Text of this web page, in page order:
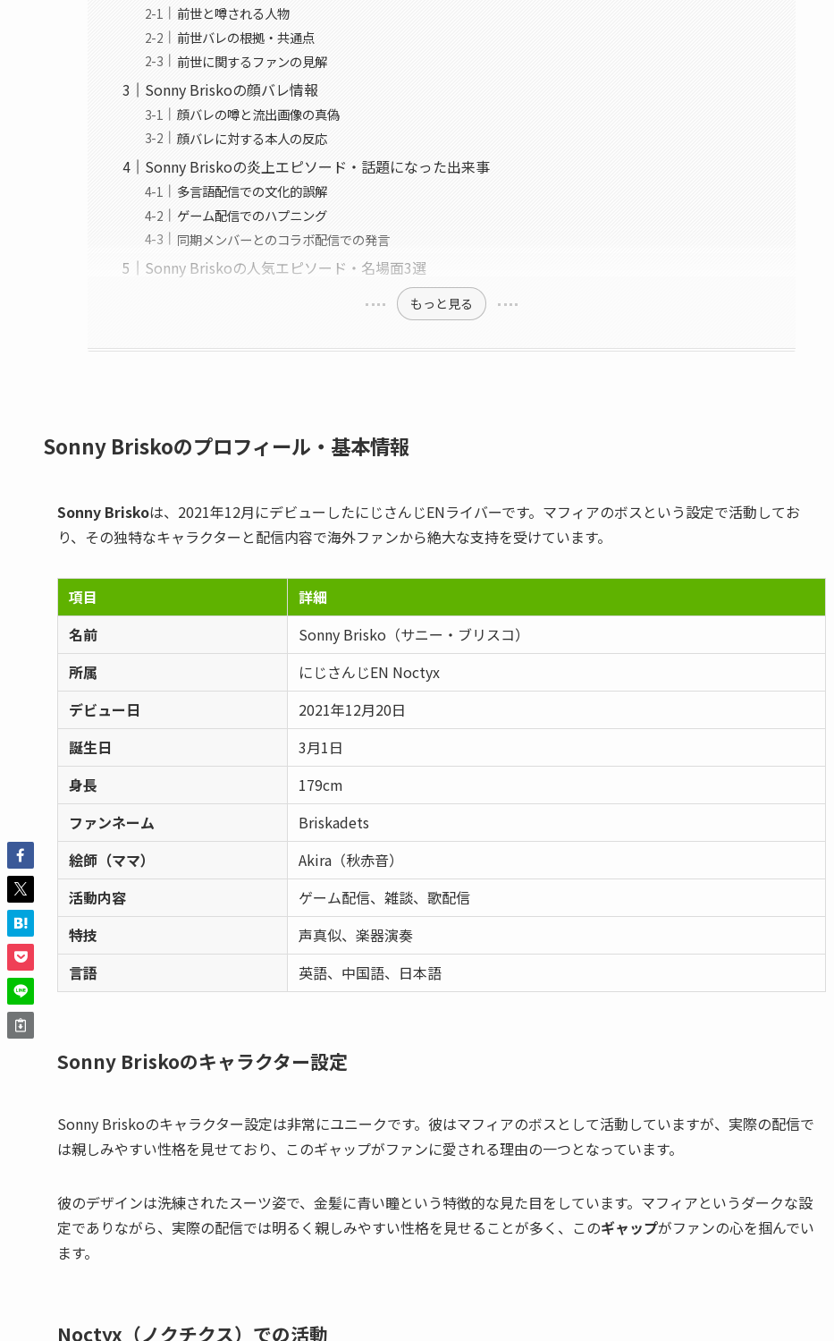
前世と噂される人物
前世バレの根拠・共通点
前世に関するファンの見解
Sonny Briskoの顔バレ情報
顔バレの噂と流出画像の真偽
顔バレに対する本人の反応
Sonny Briskoの炎上エピソード・話題になった出来事
多言語配信での文化的誤解
ゲーム配信でのハプニング
同期メンバーとのコラボ配信での発言
Sonny Briskoの人気エピソード・名場面3選
もっと見る
Sonny Briskoのプロフィール・基本情報
Sonny Briskoは、2021年12月にデビューしたにじさんじENライバーです。マフィアのボスという設定で活動してお
り、その独特なキャラクターと配信内容で海外ファンから絶大な支持を受けています。
項目
詳細
名前
Sonny Brisko（サニー・ブリスコ）
所属
にじさんじEN Noctyx
デビュー日
2021年12月20日
誕生日
3月1日
身長
179cm
ファンネーム
Briskadets
絵師（ママ）
Akira（秋赤音）
活動内容
ゲーム配信、雑談、歌配信
特技
声真似、楽器演奏
言語
英語、中国語、日本語
Sonny Briskoのキャラクター設定
Sonny Briskoのキャラクター設定は非常にユニークです。彼はマフィアのボスとして活動していますが、実際の配信で
は親しみやすい性格を見せており、このギャップがファンに愛される理由の一つとなっています。
彼のデザインは洗練されたスーツ姿で、金髪に青い瞳という特徴的な見た目をしています。マフィアというダークな設
定でありながら、実際の配信では明るく親しみやすい性格を見せることが多く、このギャップがファンの心を掴んでい
ます。
Noctyx（ノクチクス）での活動